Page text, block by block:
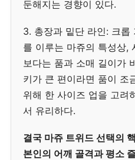
둔해지는 경향이 있다.
3. 총장과 밑단 라인: 크롭
를 이루는 마쥬의 특성상,
보다는 품과 소매 길이가
키가 큰 편이라면 품이 조
위해 한 사이즈 업을 고려
서 유리하다.
결국 마쥬 트위드 선택의
본인의 어깨 골격과 평소